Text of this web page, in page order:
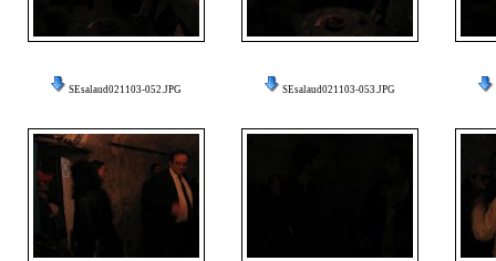
SEsalaud021103-052.JPG SEsalaud021103-053.JPG